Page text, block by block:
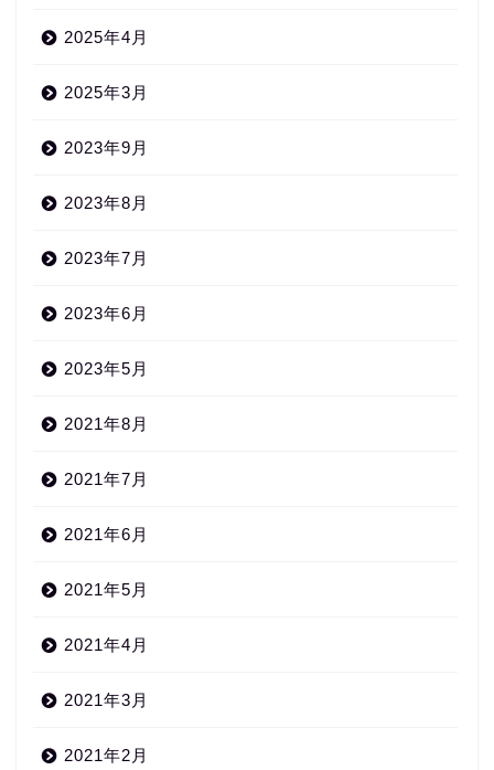
2025年4月
2025年3月
2023年9月
2023年8月
2023年7月
2023年6月
2023年5月
2021年8月
2021年7月
2021年6月
2021年5月
2021年4月
2021年3月
2021年2月